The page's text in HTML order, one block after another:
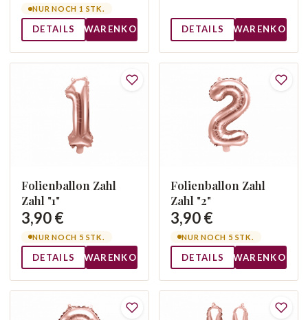
NUR NOCH 1 STK.
DETAILS WARENKORB DETAILS WARENKORB
Folienballon Zahl
Zahl "1"
3,90 €
NUR NOCH 5 STK.
DETAILS WARENKORB
Folienballon Zahl
Zahl "2"
3,90 €
NUR NOCH 5 STK.
DETAILS WARENKORB